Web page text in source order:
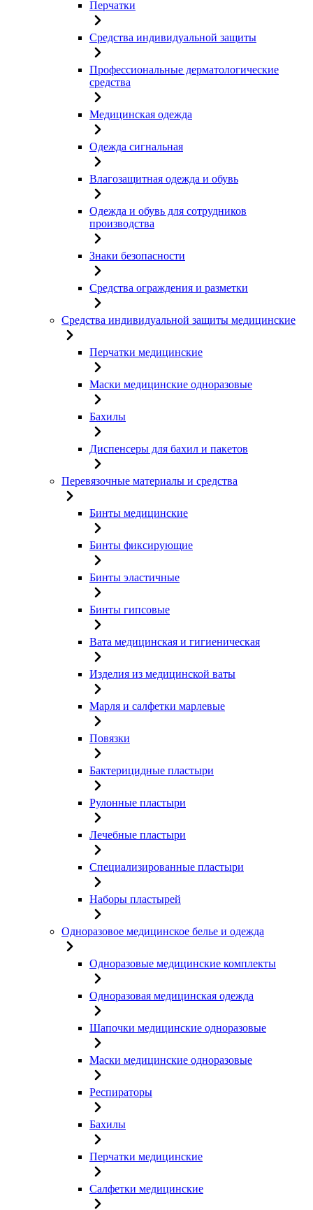
Перчатки
Средства индивидуальной защиты
Профессиональные дерматологические
средства
Медицинская одежда
Одежда сигнальная
Влагозащитная одежда и обувь
Одежда и обувь для сотрудников
производства
Знаки безопасности
Средства ограждения и разметки
Средства индивидуальной защиты медицинские
Перчатки медицинские
Маски медицинские одноразовые
Бахилы
Диспенсеры для бахил и пакетов
Перевязочные материалы и средства
Бинты медицинские
Бинты фиксирующие
Бинты эластичные
Бинты гипсовые
Вата медицинская и гигиеническая
Изделия из медицинской ваты
Марля и салфетки марлевые
Повязки
Бактерицидные пластыри
Рулонные пластыри
Лечебные пластыри
Специализированные пластыри
Наборы пластырей
Одноразовое медицинское белье и одежда
Одноразовые медицинские комплекты
Одноразовая медицинская одежда
Шапочки медицинские одноразовые
Маски медицинские одноразовые
Респираторы
Бахилы
Перчатки медицинские
Салфетки медицинские